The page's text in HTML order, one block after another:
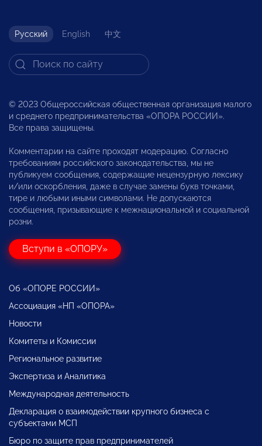
Русский English 中文
© 2023 Общероссийская общественная организация малого
и среднего предпринимательства «ОПОРА РОССИИ».
Все права защищены.
Комментарии на сайте проходят модерацию. Согласно
требованиям российского законодательства, мы не
публикуем сообщения, содержащие нецензурную лексику
и/или оскорбления, даже в случае замены букв точками,
тире и любыми иными символами. Не допускаются
сообщения, призывающие к межнациональной и социальной
розни.
Вступи в «ОПОРУ»
Об «ОПОРЕ РОССИИ»
Ассоциация «НП «ОПОРА»
Новости
Комитеты и Комиссии
Региональное развитие
Экспертиза и Аналитика
Международная деятельность
Декларация о взаимодействии крупного бизнеса с
субъектами МСП
Бюро по защите прав предпринимателей